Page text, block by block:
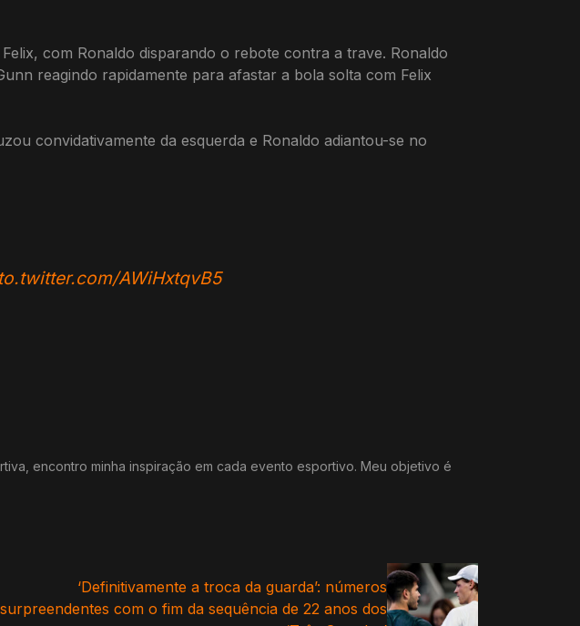
com Ronaldo disparando o rebote contra a trave. Ronaldo
reagindo rapidamente para afastar a bola solta com Felix
convidativamente da esquerda e Ronaldo adiantou-se no
AWiHxtqvB5
encontro minha inspiração em cada evento esportivo. Meu objetivo é
‘Definitivamente a troca da guarda’: números
surpreendentes com o fim da sequência de 22 anos dos